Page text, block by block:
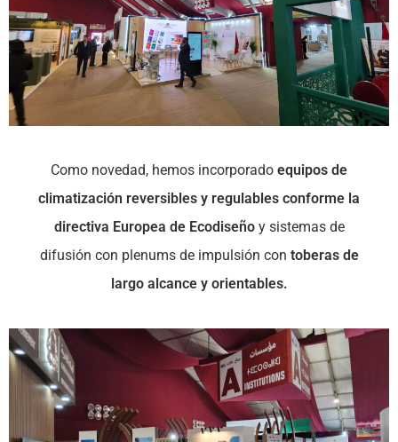
Como novedad, hemos incorporado equipos de
climatización reversibles y regulables conforme la
directiva Europea de Ecodiseñoy sistemas de
difusión con plenums de impulsión con toberas de
largo alcance y orientables.